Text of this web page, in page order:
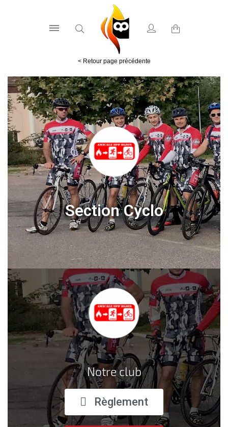
Section Cyclo
Notre club
Règlement